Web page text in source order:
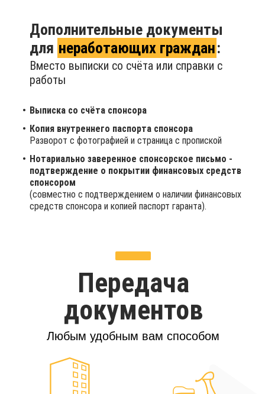
Дополнительные документы
для неработающих граждан:
Вместо выписки со счёта или справки с
работы
Выписка со счёта спонсора
Копия внутреннего паспорта спонсора
Разворот с фотографией и страница с пропиской
Нотариально заверенное спонсорское письмо -
подтверждение о покрытии финансовых средств
спонсором
(совместно с подтверждением о наличии финансовых
средств спонсора и копией паспорт гаранта).
Передача
документов
Любым удобным вам способом